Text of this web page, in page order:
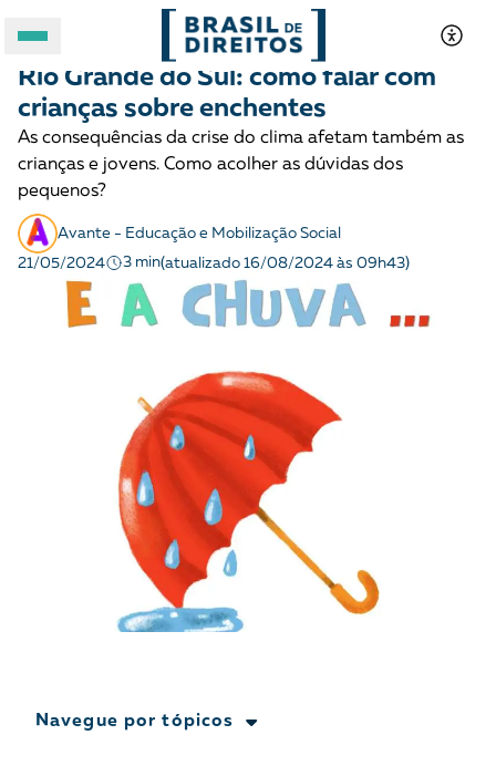
A BRASIL DE DIREITOS
ASSUNTOS
FORMATOS
Apoie a Brasil de Direitos
A [BD] conta as histórias de quem defende
direitos humanos no Brasil. Para continuar,
esse trabalho precisa da sua doação!
VEJA COMO APOIAR!
CRIANÇAS E ADOLESCENTES
Notícias
Rio Grande do Sul: como falar com
crianças sobre enchentes
As consequências da crise do clima afetam também as
crianças e jovens. Como acolher as dúvidas dos
pequenos?
Avante - Educação e Mobilização Social
21/05/2024
3 min(atualizado 16/08/2024 às 09h43)
Navegue por tópicos